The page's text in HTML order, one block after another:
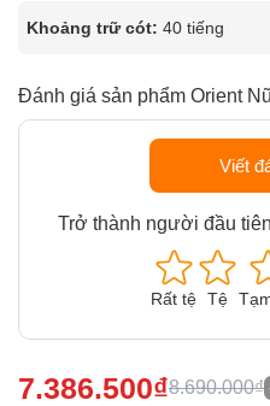
Khoảng trữ cót: 40 tiếng
Đánh giá sản phẩm Orient
Viết
Trở thành người đầu
Rất tệ Tệ
7.386.500₫8.690.000₫